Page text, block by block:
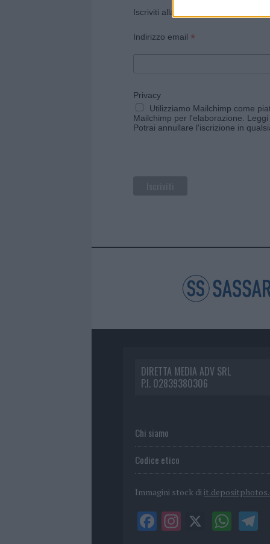
Iscriviti alla newsletter di Gallura
Indirizzo email *
Privacy
Utilizziamo Mailchimp come
Mailchimp per l'elaborazione.
Potrai annullare l'iscrizione in
DIRETTA MEDIA ADV SRL
P.I. 02839380306
Chi siamo
Codice etico
Immagini stock di